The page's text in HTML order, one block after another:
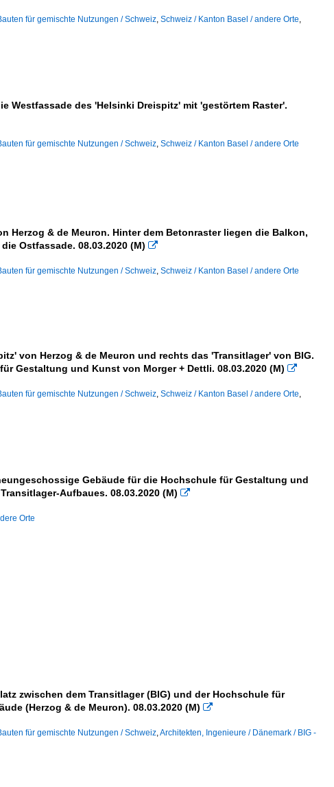
für gemischte Nutzungen / Schweiz, Schweiz / Kanton Basel / andere Orte,
Westfassade des 'Helsinki Dreispitz' mit 'gestörtem Raster'.
für gemischte Nutzungen / Schweiz, Schweiz / Kanton Basel / andere Orte
Herzog & de Meuron. Hinter dem Betonraster liegen die Balkon,
Ostfassade. 08.03.2020 (M) 
für gemischte Nutzungen / Schweiz, Schweiz / Kanton Basel / andere Orte
von Herzog & de Meuron und rechts das 'Transitlager' von BIG.
Gestaltung und Kunst von Morger + Dettli. 08.03.2020 (M) 
für gemischte Nutzungen / Schweiz, Schweiz / Kanton Basel / andere Orte,
Gebäude für die Hochschule für Gestaltung und
Aufbaues. 08.03.2020 (M) 
Orte
zwischen dem Transitlager (BIG) und der Hochschule für
(Herzog & de Meuron). 08.03.2020 (M) 
für gemischte Nutzungen / Schweiz,Architekten, Ingenieure / Dänemark / BIG -